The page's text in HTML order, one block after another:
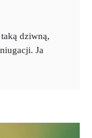
dziwną,
Ja